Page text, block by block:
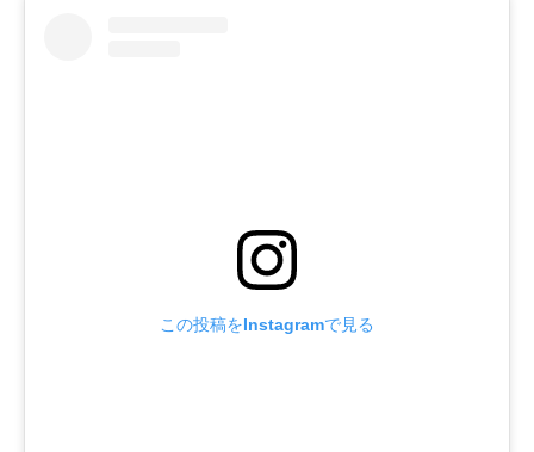
この投稿をInstagramで見る